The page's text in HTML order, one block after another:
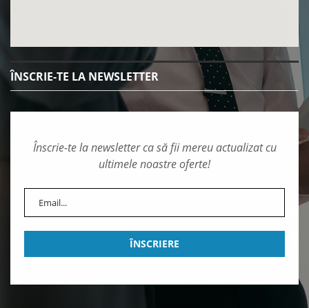
ÎNSCRIE-TE LA NEWSLETTER
Înscrie-te la newsletter ca să fii mereu actualizat cu
ultimele noastre oferte!